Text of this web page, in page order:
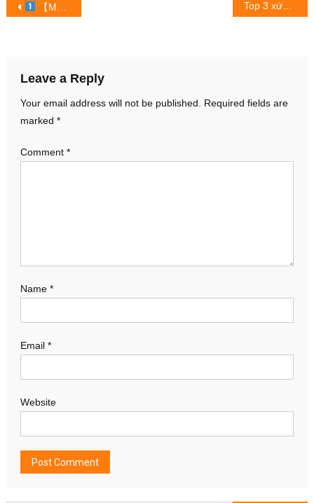
Post
【MMWIN 2022 – App Game Đổi Thưởng Kiếm Tiền Uy Tín Hay Nhất 2022 Top 3 xứng đáng cấu trúc để khám phá nhất trong năm 2022
Leave a Reply
Your email address will not be published. Required fields are
marked *
Comment *
Name *
Email *
Website